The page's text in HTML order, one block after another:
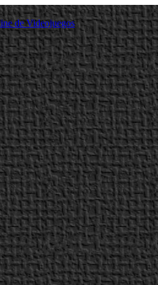
de Videojuegos